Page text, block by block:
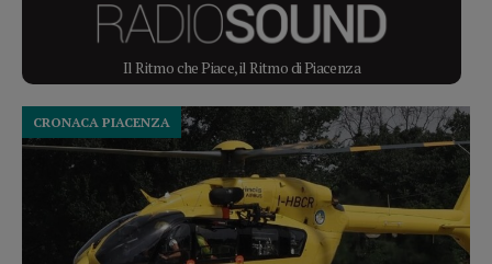
Il Ritmo che Piace, il Ritmo di Piacenza
CRONACA PIACENZA